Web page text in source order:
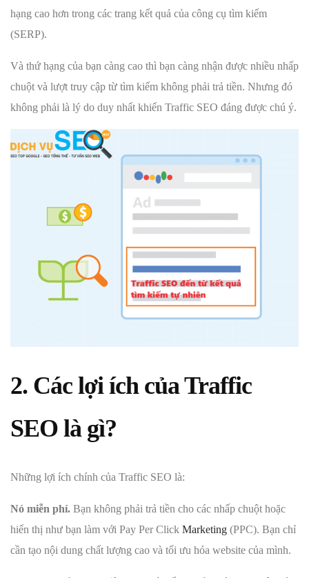
hạng cao hơn trong các trang kết quả của công cụ tìm kiếm
(SERP).
Và thứ hạng của bạn càng cao thì bạn càng nhận được nhiều nhấp
chuột và lượt truy cập từ tìm kiếm không phải trả tiền. Nhưng đó
không phải là lý do duy nhất khiến Traffic SEO đáng được chú ý.
2. Các lợi ích của Traffic
SEO là gì?
Những lợi ích chính của Traffic SEO là:
Nó miễn phí. Bạn không phải trả tiền cho các nhấp chuột hoặc
hiển thị như bạn làm với Pay Per Click Marketing (PPC). Bạn chỉ
cần tạo nội dung chất lượng cao và tối ưu hóa website của mình.